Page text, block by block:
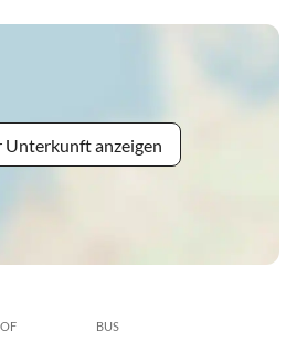
Unterkunft anzeigen
BUS